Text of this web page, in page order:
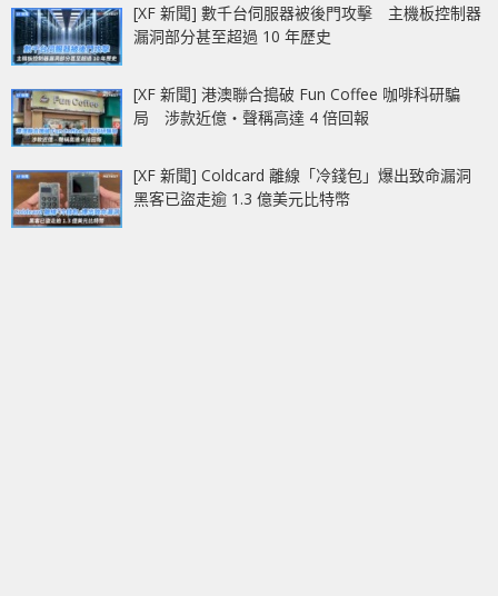
[XF 新聞] 數千台伺服器被後門攻擊 主機板控制器
漏洞部分甚至超過 10 年歷史
[XF 新聞] 港澳聯合搗破 Fun Coffee 咖啡科研騙
局 涉款近億‧聲稱高達 4 倍回報
[XF 新聞] Coldcard 離線「冷錢包」爆出致命漏洞
黑客已盜走逾 1.3 億美元比特幣